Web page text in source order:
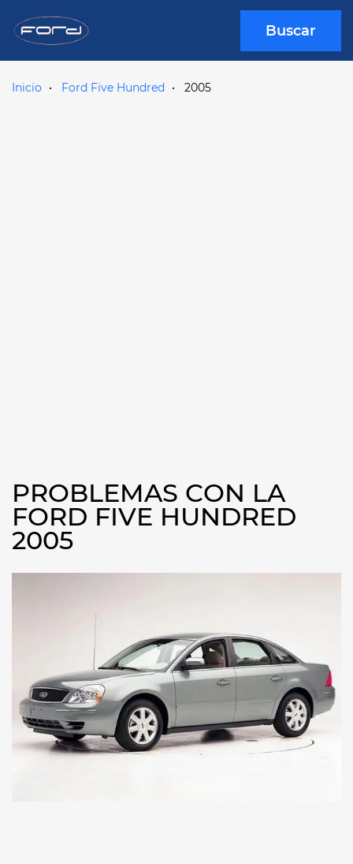
Buscar
Inicio Ford Five Hundred 2005
PROBLEMAS CON LA
FORD FIVE HUNDRED
2005